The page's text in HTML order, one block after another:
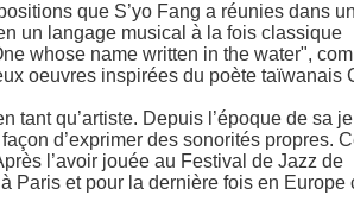
que S’yo Fang a réunies dans
un langage musical à la fois classique
whose name written in the water",
oeuvres inspirées du poète taïwanais
tant qu’artiste. Depuis l’époque de sa
d’exprimer des sonorités propres.
l’avoir jouée au Festival de Jazz de
Paris et pour la dernière fois en Europe